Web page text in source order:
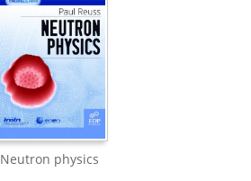
Neutron physics